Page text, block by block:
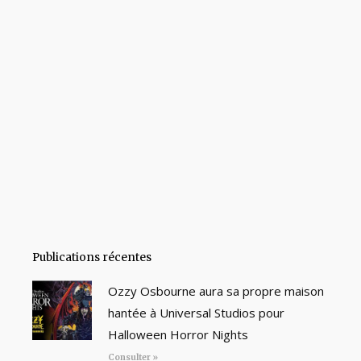
Publications récentes
Ozzy Osbourne aura sa propre maison
hantée à Universal Studios pour
Halloween Horror Nights
Consulter »